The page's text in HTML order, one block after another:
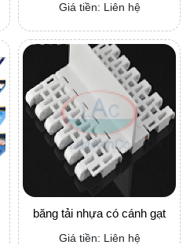
Giá tiền: Liên hệ
băng tải nhựa có cánh gạt
Giá tiền: Liên hệ